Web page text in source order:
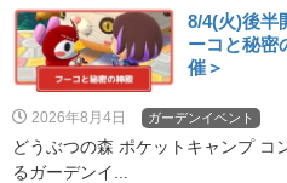
8/4(火)後半
ーコと秘密
催＞
2026年8月4日 ガーデンイベント
どうぶつの森 ポケットキャンプ コ
るガーデンイ...